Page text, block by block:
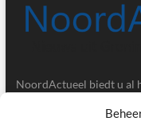
NoordActueel biedt u al